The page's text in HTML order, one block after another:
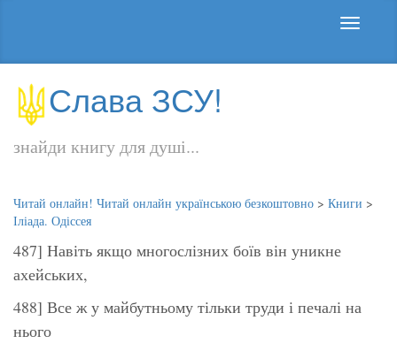
Слава ЗСУ!
знайди книгу для душі...
Читай онлайн! Читай онлайн українською безкоштовно > Книги >
Іліада. Одіссея
487] Навіть якщо многослізних боїв він уникне
ахейських,
488] Все ж у майбутньому тільки труди і печалі на
нього